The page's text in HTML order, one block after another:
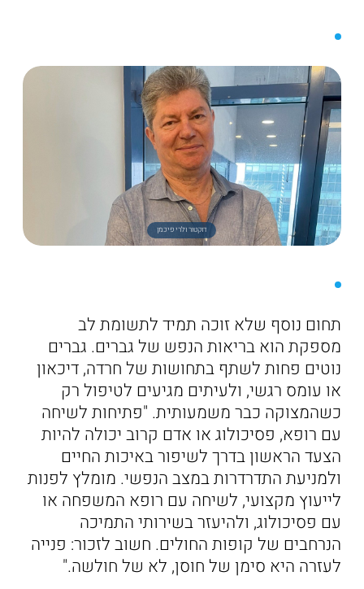
דוקטור ולרי פיכמן
תחום נוסף שלא זוכה תמיד לתשומת לב
מספקת הוא בריאות הנפש של גברים. גברים
נוטים פחות לשתף בתחושות של חרדה, דיכאון
או עומס רגשי, ולעיתים מגיעים לטיפול רק
כשהמצוקה כבר משמעותית. "פתיחות לשיחה
עם רופא, פסיכולוג או אדם קרוב יכולה להיות
הצעד הראשון בדרך לשיפור באיכות החיים
ולמניעת התדרדרות במצב הנפשי. מומלץ לפנות
לייעוץ מקצועי, לשיחה עם רופא המשפחה או
עם פסיכולוג, ולהיעזר בשירותי התמיכה
הנרחבים של קופות החולים. חשוב לזכור: פנייה
לעזרה היא סימן של חוסן, לא של חולשה."